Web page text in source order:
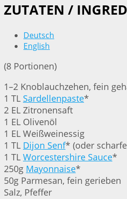
ZUTATEN /
Deutsch
English
(8 Portionen)
1–2 Knoblauchzehen, fein
1 TL Sardellenpaste*
2 EL Zitronensaft
1 EL Olivenöl
1 EL Weißweinessig
1 TL Dijon Senf* (oder
1 TL Worcestershire Sauce*
250g Mayonnaise*
50g Parmesan, fein gerieben
Salz, Pfeffer